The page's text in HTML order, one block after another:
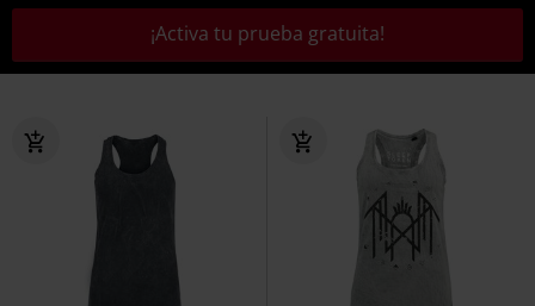
¡Activa tu prueba gratuita!